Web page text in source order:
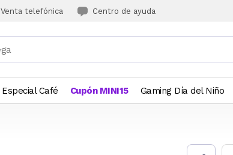
Venta telefónica Centro de ayuda
Especial Café Cupón MINI15 Gaming Día del Niño